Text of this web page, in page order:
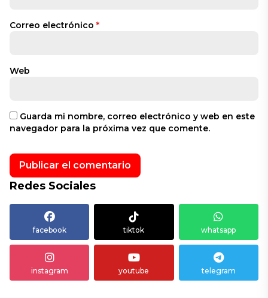
Correo electrónico *
Web
Guarda mi nombre, correo electrónico y web en este
navegador para la próxima vez que comente.
Redes Sociales
facebook tiktok whatsapp
instagram youtube telegram